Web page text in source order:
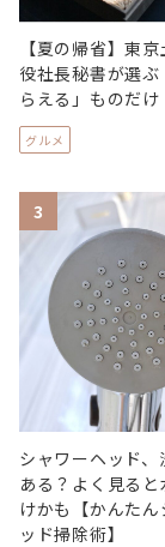
【夏の帰省】東
役社長秘書が選ぶ
らえる」ものだけ
グルメ
3
シャワーヘッド、
ある？よく見ると
けかも【かんたん
ッド掃除術】